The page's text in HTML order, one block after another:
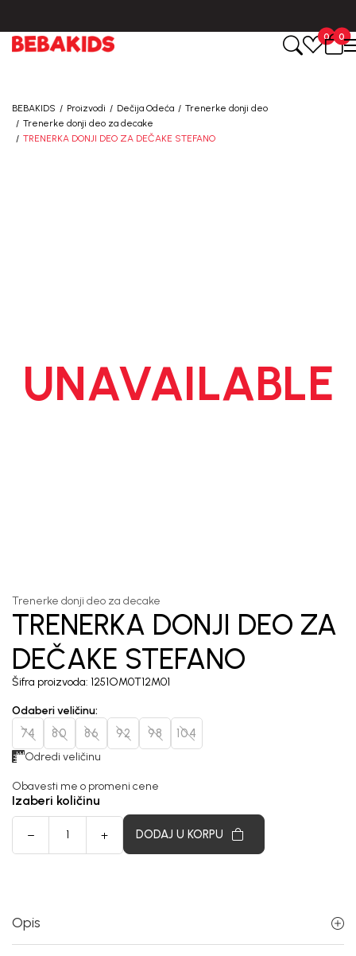
0
0
BEBAKIDS Proizvodi Dečija Odeća
Trenerke donji deo
Trenerke donji deo za decake
TRENERKA DONJI DEO ZA DEČAKE STEFANO
UNAVAILABLE
Trenerke donji deo za decake
TRENERKA DONJI DEO ZA
DEČAKE STEFANO
Šifra proizvoda: 1251OM0T12M01
Odaberi veličinu:
74 80 86 92 98 104
Odredi veličinu
Obavesti me o promeni cene
Izaberi količinu
DODAJ U KORPU
Opis